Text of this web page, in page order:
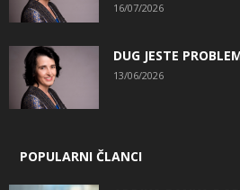
16/07/2026
DUG JESTE
13/06/2026
POPULARNI ČLANCI